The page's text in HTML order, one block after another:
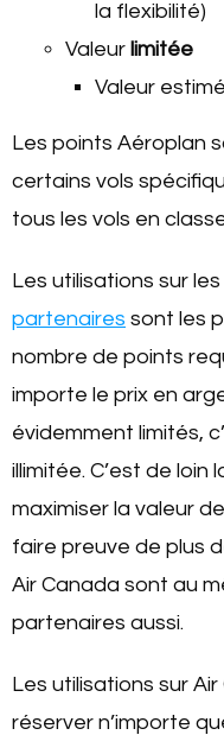
la flexibilité)
Valeur limitée
Valeur
Les points Aéroplan
certains vols
tous les vols en
Les utilisations sur les
partenaires sont les
nombre de points
importe le prix en
évidemment limités,
illimitée. C’est de loin
maximiser la valeur
faire preuve de plus
Air Canada sont au
partenaires aussi.
Les utilisations sur
réserver n’importe